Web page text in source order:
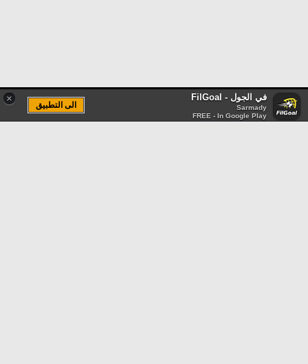
× في الجول - FilGoal
Sarmady
FREE - In Google Play
الى التطبيق